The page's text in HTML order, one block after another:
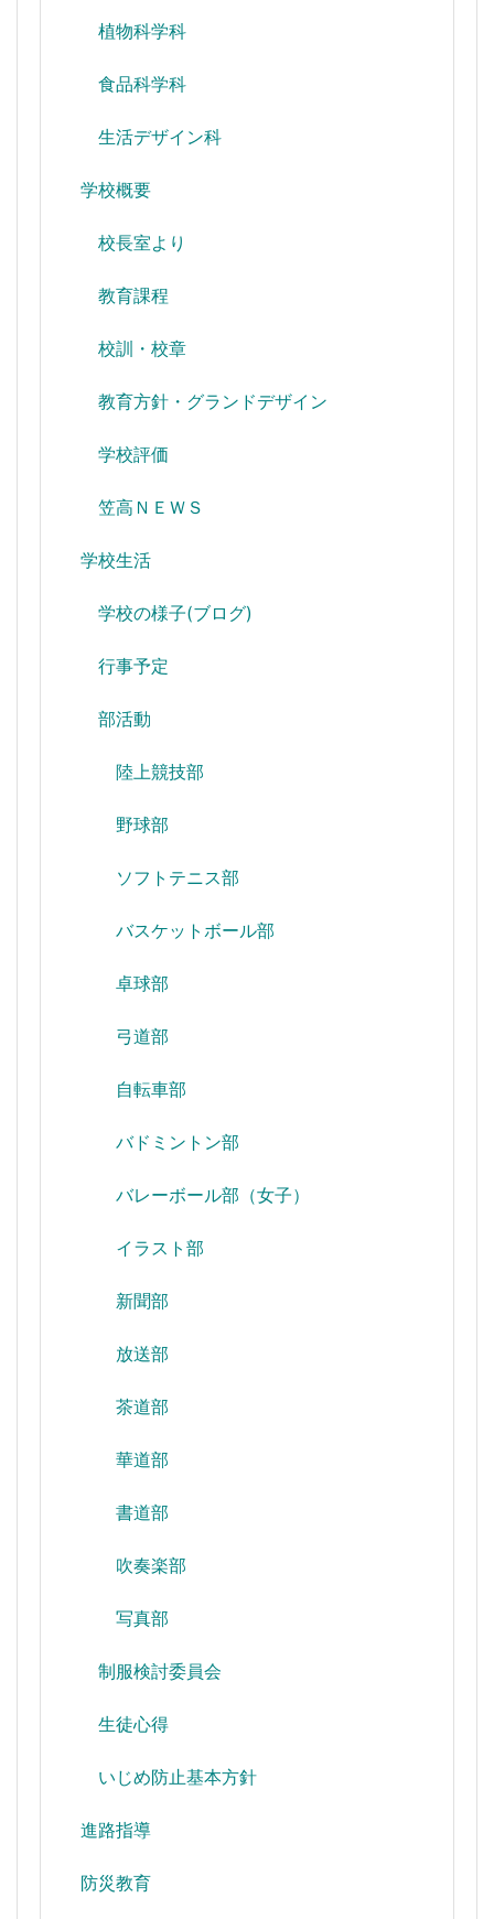
植物科学科
食品科学科
生活デザイン科
学校概要
校長室より
教育課程
校訓・校章
教育方針・グランドデザイン
学校評価
笠高ＮＥＷＳ
学校生活
学校の様子(ブログ)
行事予定
部活動
陸上競技部
野球部
ソフトテニス部
バスケットボール部
卓球部
弓道部
自転車部
バドミントン部
バレーボール部（女子）
イラスト部
新聞部
放送部
茶道部
華道部
書道部
吹奏楽部
写真部
制服検討委員会
生徒心得
いじめ防止基本方針
進路指導
防災教育